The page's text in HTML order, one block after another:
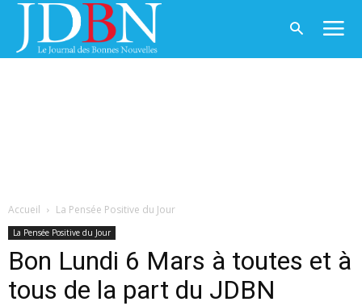
Accueil La Pensée Positive du Jour
La Pensée Positive du Jour
Bon Lundi 6 Mars à toutes et à
tous de la part du JDBN